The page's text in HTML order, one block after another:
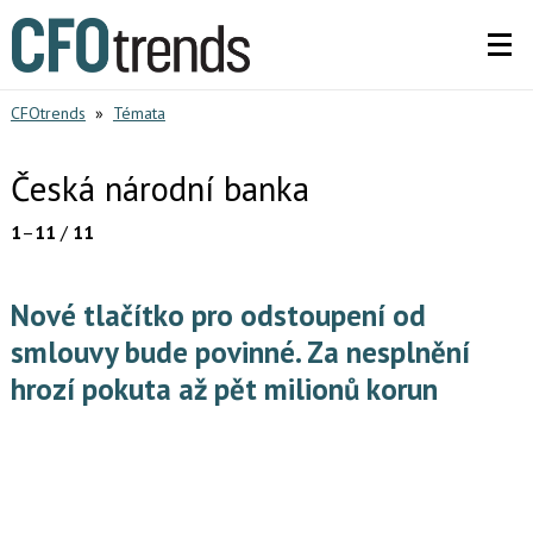
CFOtrends » Témata
Česká národní banka
1–11 / 11
Nové tlačítko pro odstoupení od
smlouvy bude povinné. Za nesplnění
hrozí pokuta až pět milionů korun